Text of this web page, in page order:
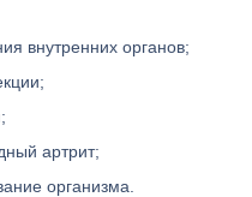
внутренних органов;
артрит;
организма.